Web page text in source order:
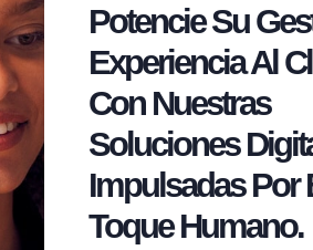
Potencie Su
Experiencia Al
Con Nuestras
Soluciones
Impulsadas Por
Toque Humano.